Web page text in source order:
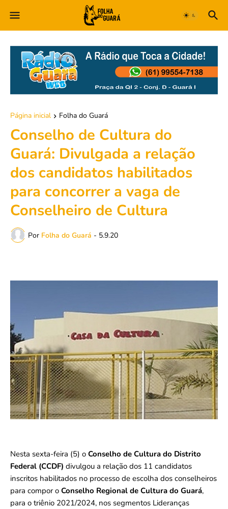
Página inicial Folha do Guará
Conselho de Cultura do
Guará: Divulgada a relação
dos candidatos habilitados
para concorrer a vaga de
Conselheiro de Cultura
Por Folha do Guará - 5.9.20
Nesta sexta-feira (5) o Conselho de Cultura do Distrito
Federal (CCDF) divulgou a relação dos 11 candidatos
inscritos habilitados no processo de escolha dos conselheiros
para compor o Conselho Regional de Cultura do Guará,
para o triênio 2021/2024, nos segmentos Lideranças